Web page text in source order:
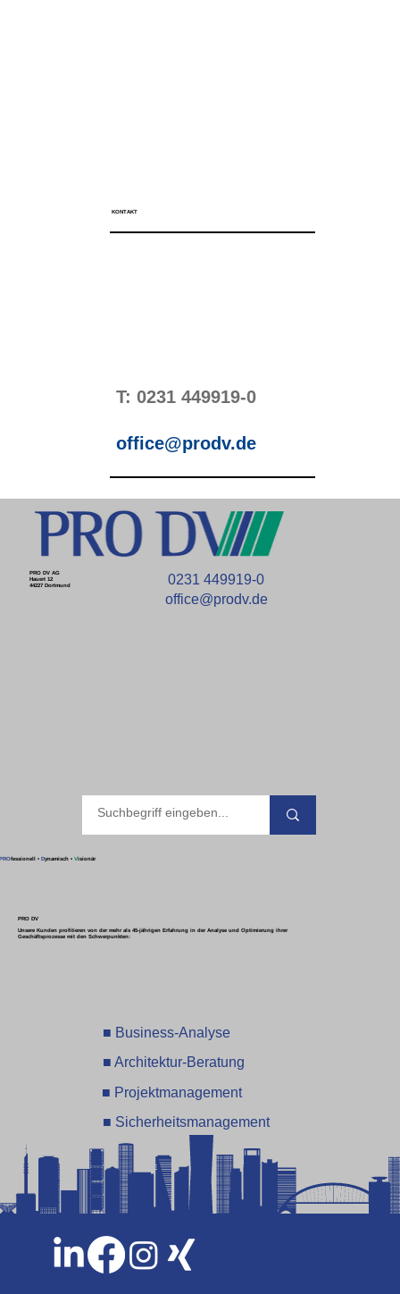
KONTAKT
T: 0231 449919-0
office@prodv.de
PRO DV AG
Hauert 12
44227 Dortmund
0231 449919-0
office@prodv.de
PROfessionell • Dynamisch •Visionär
PRO DV
Unsere Kunden profitieren von der mehr als 45-jährigen Erfahrung in der Analyse und Optimierung ihrer
Geschäftsprozesse mit den Schwerpunkten:
■ Business-Analyse
■ Architektur-Beratung
■ Projektmanagement
■ Sicherheitsmanagement